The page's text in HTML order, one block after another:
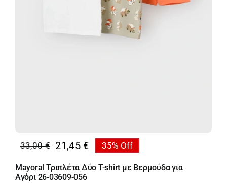
33,00€
Original
price
was:
21,45 €
Η
τρέχουσα
τιμή
35% Off
Mayoral Τριπλέτα Δύο T-shirt με Βερμούδα για
Αγόρι 26-03609-056